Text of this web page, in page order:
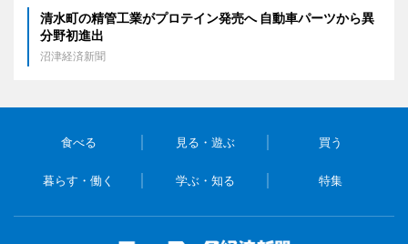
清水町の精管工業がプロテイン発売へ 自動車パーツから異
分野初進出
沼津経済新聞
食べる 見る・遊ぶ 買う
暮らす・働く 学ぶ・知る 特集